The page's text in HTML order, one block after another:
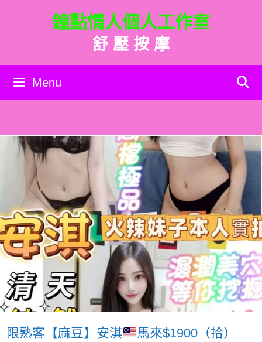
內
鐘點情人個人工作室
舒 壓 按 摩
Menu
限熟客【麻豆】安淇 馬來$1900（拾）